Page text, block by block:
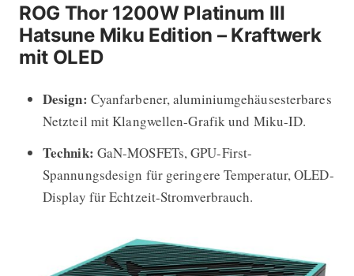
ROG Thor 1200W Platinum III
Hatsune Miku Edition – Kraftwerk
mit OLED
Design: Cyanfarbener, aluminiumgehäusesterbares
Netzteil mit Klangwellen-Grafik und Miku-ID.
Technik: GaN-MOSFETs, GPU-First-
Spannungsdesign für geringere Temperatur, OLED-
Display für Echtzeit-Stromverbrauch.